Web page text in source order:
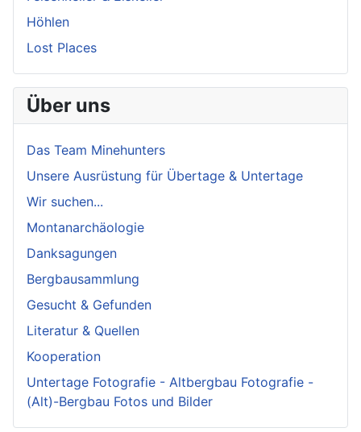
Höhlen
Lost Places
Über uns
Das Team Minehunters
Unsere Ausrüstung für Übertage & Untertage
Wir suchen...
Montanarchäologie
Danksagungen
Bergbausammlung
Gesucht & Gefunden
Literatur & Quellen
Kooperation
Untertage Fotografie - Altbergbau Fotografie -
(Alt)-Bergbau Fotos und Bilder